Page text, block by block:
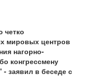
четко
мировых центров
нагорно-
конгрессмену
- заявил в беседе с